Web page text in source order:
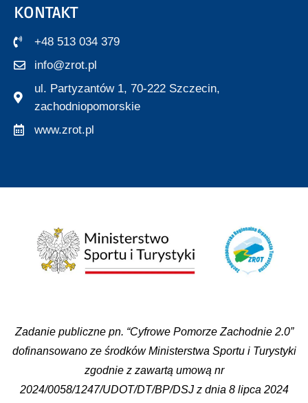
KONTAKT
+48 513 034 379
info@zrot.pl
ul. Partyzantów 1, 70-222 Szczecin,
zachodniopomorskie
www.zrot.pl
Zadanie publiczne pn. “Cyfrowe Pomorze Zachodnie 2.0”
dofinansowano ze środków Ministerstwa Sportu i Turystyki
zgodnie z zawartą umową nr
2024/0058/1247/UDOT/DT/BP/DSJ z dnia 8 lipca 2024